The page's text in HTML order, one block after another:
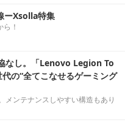
ーXsolla特集
！
なし。「Lenovo Legion To
の“全てこなせるゲーミング
メンテナンスしやすい構造もあり